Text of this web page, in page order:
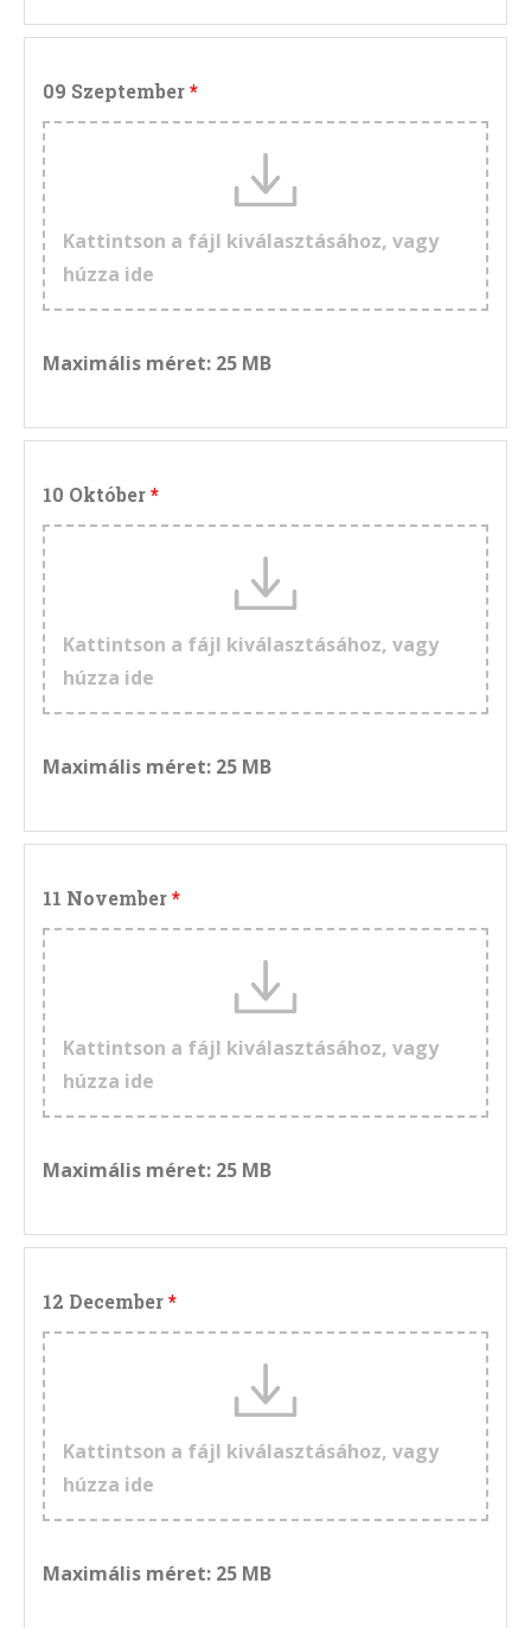
09 Szeptember
Kattintson a fájl kiválasztásához, vagy
húzza ide
Maximális méret: 25 MB
10 Október
Kattintson a fájl kiválasztásához, vagy
húzza ide
Maximális méret: 25 MB
11 November
Kattintson a fájl kiválasztásához, vagy
húzza ide
Maximális méret: 25 MB
12 December
Kattintson a fájl kiválasztásához, vagy
húzza ide
Maximális méret: 25 MB